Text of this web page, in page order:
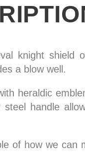
knight shield
a blow well.
heraldic
handle
of how we can